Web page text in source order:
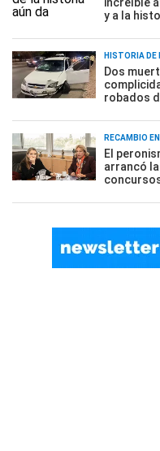
y a la
HISTORIA DE
Dos
robados
RECAMBIO
El
arrancó